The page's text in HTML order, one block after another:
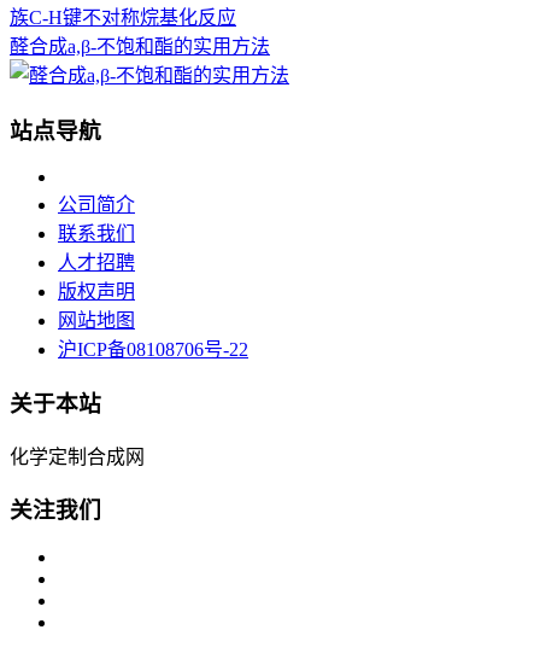
醛合成a,β-不饱和酯的实用方法
站点导航
公司简介
联系我们
人才招聘
版权声明
网站地图
沪ICP备08108706号-22
关于本站
化学定制合成网
关注我们